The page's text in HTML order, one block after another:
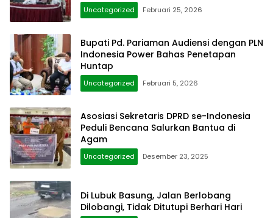
Uncategorized Februari 25, 2026
Bupati Pd. Pariaman Audiensi dengan PLN
Indonesia Power Bahas Penetapan
Huntap
Uncategorized Februari 5, 2026
Asosiasi Sekretaris DPRD se-Indonesia
Peduli Bencana Salurkan Bantua di
Agam
Uncategorized Desember 23, 2025
Di Lubuk Basung, Jalan Berlobang
Dilobangi, Tidak Ditutupi Berhari Hari